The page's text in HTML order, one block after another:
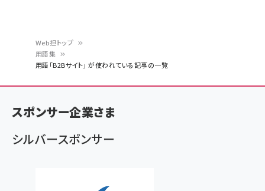
ン
く
ず
Web担トップ
用語集
用語「B2Bサイト」 が使われている記事の一覧
スポンサー企業さま
シルバースポンサー